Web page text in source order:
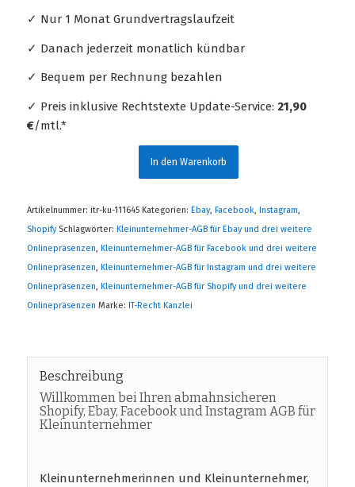
✓ Nur 1 Monat Grundvertragslaufzeit
✓ Danach jederzeit monatlich kündbar
✓ Bequem per Rechnung bezahlen
✓ Preis inklusive Rechtstexte Update-Service: 21,90
€/mtl.*
In den Warenkorb
Artikelnummer: itr-ku-111645 Kategorien: Ebay, Facebook, Instagram,
Shopify Schlagwörter: Kleinunternehmer-AGB für Ebay und drei weitere
Onlinepräsenzen, Kleinunternehmer-AGB für Facebook und drei weitere
Onlinepräsenzen, Kleinunternehmer-AGB für Instagram und drei weitere
Onlinepräsenzen, Kleinunternehmer-AGB für Shopify und drei weitere
Onlinepräsenzen Marke: IT-Recht Kanzlei
Beschreibung
Willkommen bei Ihren abmahnsicheren
Shopify, Ebay, Facebook und Instagram AGB für
Kleinunternehmer
Kleinunternehmerinnen und Kleinunternehmer,